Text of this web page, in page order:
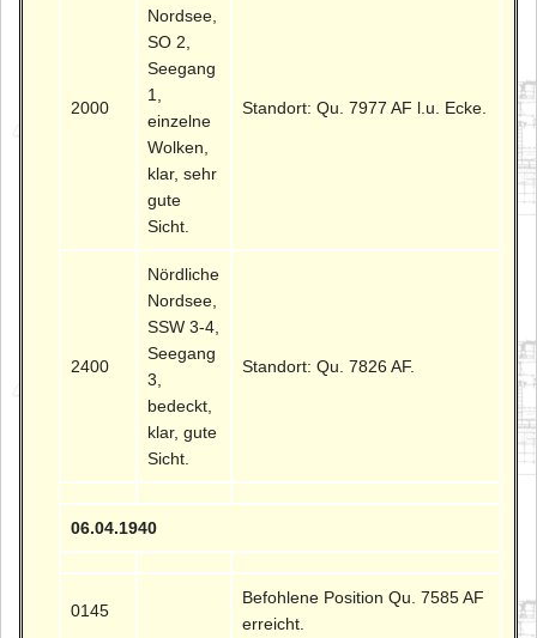
2000
Nordsee,
SO 2,
Seegang
1,
einzelne
Wolken,
klar, sehr
gute
Sicht.
Standort: Qu. 7977 AF l.u. Ecke.
2400
Nördliche
Nordsee,
SSW 3-4,
Seegang
3,
bedeckt,
klar, gute
Sicht.
Standort: Qu. 7826 AF.
06.04.1940
0145
Befohlene Position Qu. 7585 AF
erreicht.